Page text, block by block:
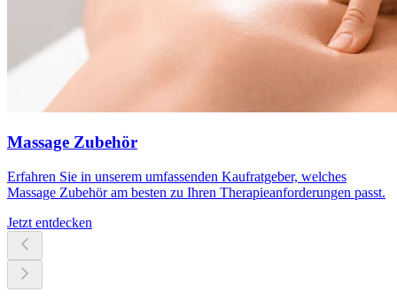
Massage Zubehör
Erfahren Sie in unserem umfassenden Kaufratgeber, welches
Massage Zubehör am besten zu Ihren Therapieanforderungen passt.
Jetzt entdecken